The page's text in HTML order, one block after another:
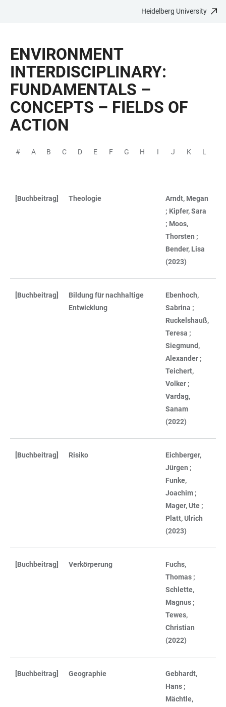
CONTENT
Heidelberg University
ENVIRONMENT
INTERDISCIPLINARY:
FUNDAMENTALS –
CONCEPTS – FIELDS OF
ACTION
# A B C D E F G H I J K L
[Buchbeitrag] Theologie
Arndt, Megan
; Kipfer, Sara
; Moos,
Thorsten ;
Bender, Lisa
(2023)
[Buchbeitrag]
Bildung für nachhaltige
Entwicklung
Ebenhoch,
Sabrina ;
Ruckelshauß,
Teresa ;
Siegmund,
Alexander ;
Teichert,
Volker ;
Vardag,
Sanam
(2022)
[Buchbeitrag] Risiko
Eichberger,
Jürgen ;
Funke,
Joachim ;
Mager, Ute ;
Platt, Ulrich
(2023)
[Buchbeitrag] Verkörperung
Fuchs,
Thomas ;
Schlette,
Magnus ;
Tewes,
Christian
(2022)
[Buchbeitrag] Geographie
Gebhardt,
Hans ;
Mächtle,